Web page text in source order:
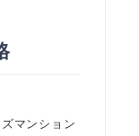
マンション